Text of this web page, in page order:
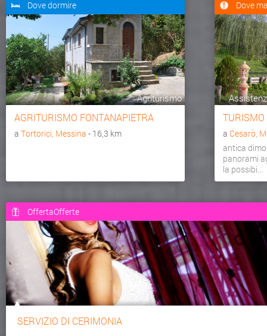
Dove dormire
Agriturismo
AGRITURISMO FONTANAPIETRA
a Tortorici, Messina - 16,3 km
Dove
TURISMO
a Cesarò,
antica
panorami
la possibi...
OffertaOfferte
SERVIZIO DI CERIMONIA